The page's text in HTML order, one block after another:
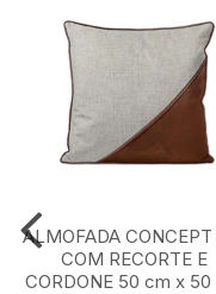
ALMOFADA CONCEPT
COM RECORTE E
CORDONE 50 cm x 50